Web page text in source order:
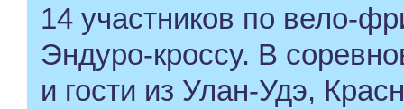
14 участников по вело-
Эндуро-кроссу. В
и гости из Улан-Удэ,